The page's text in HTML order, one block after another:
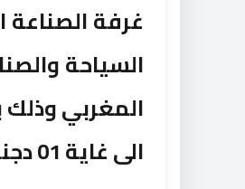
غرفة الصناعة
السياحة
الى غاية 01 دجنبر 2019.